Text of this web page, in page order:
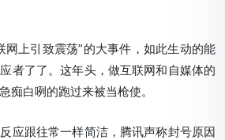
网上引致震荡”的大事件，如此生动的能
者了了。这年头，做互联网和自媒体的
痴白咧的跑过来被当枪使。
应跟往常一样简洁，腾讯声称封号原因